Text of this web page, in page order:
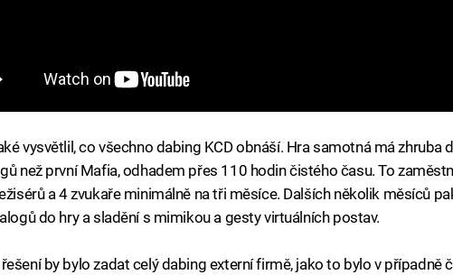
vysvětlil, co všechno dabing KCD obnáší. Hra samotná má zhruba
než první Mafia, odhadem přes 110 hodin čistého času. To
a 4 zvukaře minimálně na tři měsíce. Dalších několik měsíců
do hry a sladění s mimikou a gesty virtuálních postav.
by bylo zadat celý dabing externí firmě, jako to bylo v případně